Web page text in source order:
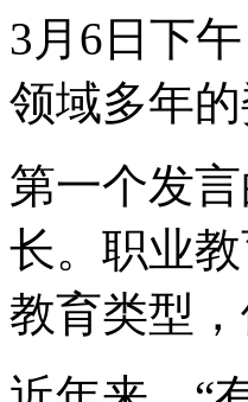
3月6日下
领域多年
第一个发
长。职业
教育类型